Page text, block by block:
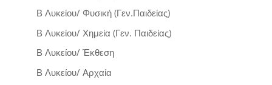
Β Λυκείου/ Φυσική (Γεν.Παιδείας)
Β Λυκείου/ Χημεία (Γεν. Παιδείας)
Β Λυκείου/ Έκθεση
Β Λυκείου/ Αρχαία